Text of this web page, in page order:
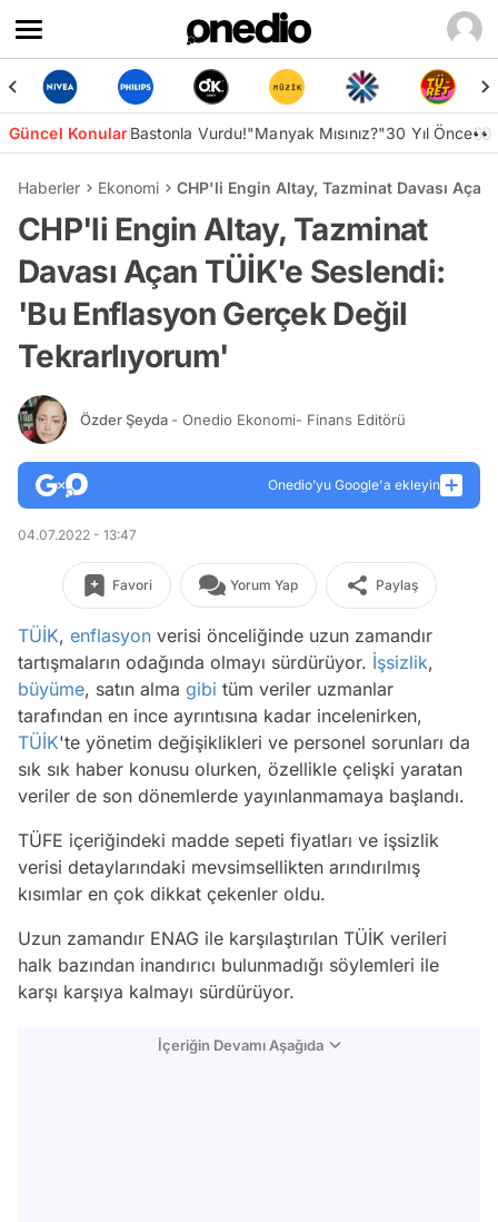
Güncel KonularBastonla Vurdu!"Manyak Mısınız?"30 Yıl Önce👀
Haberler Ekonomi CHP'li Engin Altay, Tazminat Davası
CHP'li Engin Altay, Tazminat
Davası Açan TÜİK'e Seslendi:
'Bu Enflasyon Gerçek Değil
Tekrarlıyorum'
Özder Şeyda - Onedio Ekonomi- Finans Editörü
Onedio’yu Google'a ekleyin
04.07.2022 - 13:47
Favori Yorum Yap Paylaş
TÜİK, enflasyon verisi önceliğinde uzun zamandır
tartışmaların odağında olmayı sürdürüyor. İşsizlik,
büyüme, satın alma gibi tüm veriler uzmanlar
tarafından en ince ayrıntısına kadar incelenirken,
TÜİK'te yönetim değişiklikleri ve personel sorunları da
sık sık haber konusu olurken, özellikle çelişki yaratan
veriler de son dönemlerde yayınlanmamaya başlandı.
TÜFE içeriğindeki madde sepeti fiyatları ve işsizlik
verisi detaylarındaki mevsimsellikten arındırılmış
kısımlar en çok dikkat çekenler oldu.
Uzun zamandır ENAG ile karşılaştırılan TÜİK verileri
halk bazından inandırıcı bulunmadığı söylemleri ile
karşı karşıya kalmayı sürdürüyor.
İçeriğin Devamı Aşağıda